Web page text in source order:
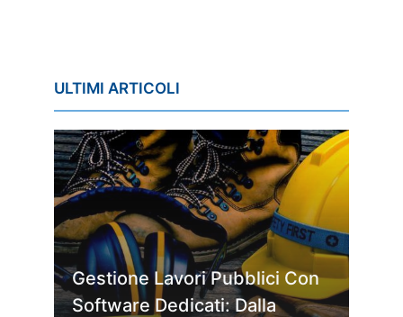
ULTIMI ARTICOLI
Gestione Lavori Pubblici Con
Software Dedicati: Dalla